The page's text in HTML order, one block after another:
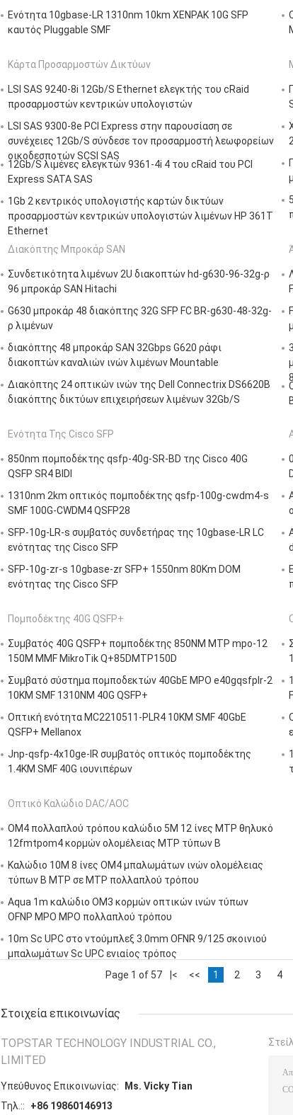
Ενότητα 10gbase-LR 1310nm 10km XENPAK 10G SFP
καυτός Pluggable SMF
Κάρτα Προσαρμοστών Δικτύων
LSI SAS 9240-8i 12Gb/S Ethernet ελεγκτής του cRaid
προσαρμοστών κεντρικών υπολογιστών
LSI SAS 9300-8e PCI Express στην παρουσίαση σε
συνέχειες 12Gb/S σύνδεσε τον προσαρμοστή λεωφορείων
οικοδεσποτών SCSI SAS
12Gb/S λιμένες ελεγκτών 9361-4i 4 του cRaid του PCI
Express SATA SAS
1Gb 2 κεντρικός υπολογιστής καρτών δικτύων
προσαρμοστών κεντρικών υπολογιστών λιμένων HP 361T
Ethernet
Διακόπτης Μπροκάρ SAN
Συνδετικότητα λιμένων 2U διακοπτών hd-g630-96-32g-ρ
96 μπροκάρ SAN Hitachi
G630 μπροκάρ 48 διακόπτης 32G SFP FC BR-g630-48-32g-
ρ λιμένων
διακόπτης 48 μπροκάρ SAN 32Gbps G620 ράφι
διακοπτών καναλιών ινών λιμένων Mountable
Διακόπτης 24 οπτικών ινών της Dell Connectrix DS6620B
διακόπτης δικτύων επιχειρήσεων λιμένων 32Gb/S
Ενότητα Της Cisco SFP
850nm πομποδέκτης qsfp-40g-SR-BD της Cisco 40G
QSFP SR4 BIDI
1310nm 2km οπτικός πομποδέκτης qsfp-100g-cwdm4-s
SMF 100G-CWDM4 QSFP28
SFP-10g-LR-s συμβατός συνδετήρας της 10gbase-LR LC
ενότητας της Cisco SFP
SFP-10g-zr-s 10gbase-zr SFP+ 1550nm 80Km DOM
ενότητας της Cisco SFP
Πομποδέκτης 40G QSFP+
Συμβατός 40G QSFP+ πομποδέκτης 850NM MTP mpo-12
150M MMF MikroTik Q+85DMTP150D
Συμβατό σύστημα πομποδεκτών 40GbE MPO e40gqsfplr-2
10KM SMF 1310NM 40G QSFP+
Οπτική ενότητα MC2210511-PLR4 10KM SMF 40GbE
QSFP+ Mellanox
Jnp-qsfp-4x10ge-IR συμβατός οπτικός πομποδέκτης
1.4KM SMF 40G ιουνιπέρων
Οπτικό Καλώδιο DAC/AOC
OM4 πολλαπλού τρόπου καλώδιο 5M 12 ίνες MTP θηλυκό
12fmtpom4 κορμών ολομέλειας MTP τύπων Β
Καλώδιο 10M 8 ίνες OM4 μπαλωμάτων ινών ολομέλειας
τύπων Β MTP σε MTP πολλαπλού τρόπου
Aqua 1m καλώδιο OM3 κορμών οπτικών ινών τύπων
OFNP MPO MPO πολλαπλού τρόπου
10m Sc UPC στο ντούμπλεξ 3.0mm OFNR 9/125 σκοινιού
μπαλωμάτων Sc UPC ενιαίος τρόπος
Page 1 of 57
|< << 1 2 3 4
Στοιχεία επικοινωνίας
TOPSTAR TECHNOLOGY INDUSTRIAL CO.,
LIMITED
Υπεύθυνος Επικοινωνίας:
Ms. Vicky Tian
Τηλ.::
+86 19860146913